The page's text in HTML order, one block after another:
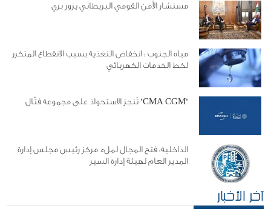
مستشار الأمن القومي البريطاني يزور بري
مياه الجنوب : انخفاض التغذية بسبب الانقطاع المتكرر
لخط الخدمات الكهربائي
"CMA CGM" تُنجز الاستحواذ على مجموعة فتّال
الداخلية: فتح المجال لملء مركز رئيس مجلس إدارة
المدير العام لهيئة إدارة السير
آخر الأخبار